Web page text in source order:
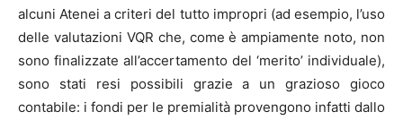
alcuni Atenei a criteri del tutto impropri (ad esempio, l’uso
delle valutazioni VQR che, come è ampiamente noto, non
sono finalizzate all’accertamento del ‘merito’ individuale),
sono stati resi possibili grazie a un grazioso gioco
contabile: i fondi per le premialità provengono infatti dallo